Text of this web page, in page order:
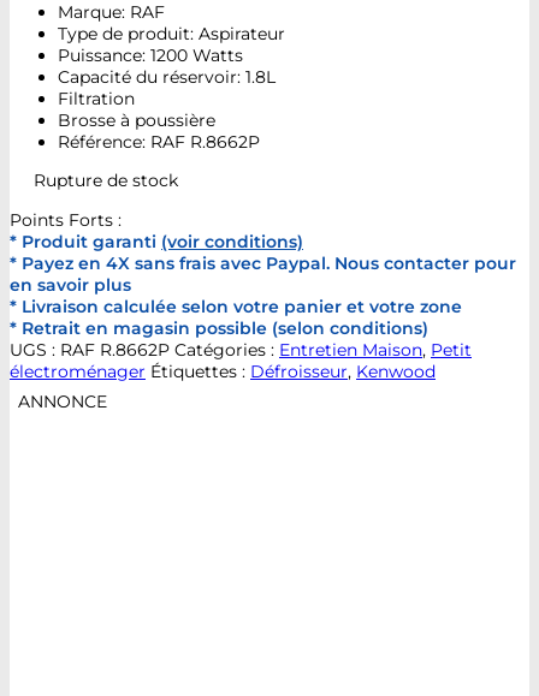
Marque: RAF
Type de produit: Aspirateur
Puissance: 1200 Watts
Capacité du réservoir: 1.8L
Filtration
Brosse à poussière
Référence: RAF R.8662P
Rupture de stock
Points Forts :
* Produit garanti (voir conditions)
* Payez en 4X sans frais avec Paypal. Nous contacter pour
en savoir plus
* Livraison calculée selon votre panier et votre zone
* Retrait en magasin possible (selon conditions)
UGS : RAF R.8662P Catégories : Entretien Maison, Petit
électroménager Étiquettes : Défroisseur, Kenwood
ANNONCE